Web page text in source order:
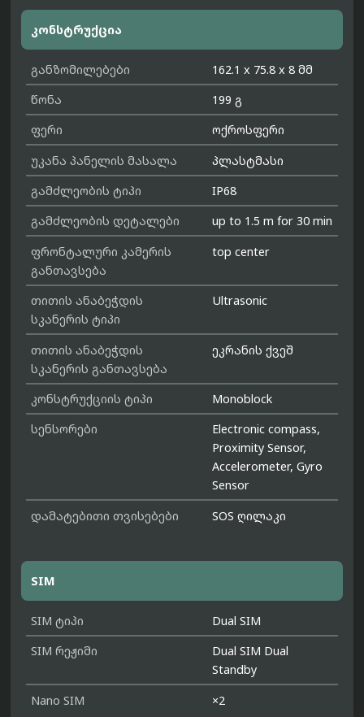
კონსტრუქცია
განზომილებები
162.1 x 75.8 x 8 მმ
წონა
199 გ
ფერი
ოქროსფერი
უკანა პანელის მასალა
პლასტმასი
გამძლეობის ტიპი
IP68
გამძლეობის დეტალები
up to 1.5 m for 30 min
ფრონტალური კამერის
განთავსება
top center
თითის ანაბეჭდის
სკანერის ტიპი
Ultrasonic
თითის ანაბეჭდის
სკანერის განთავსება
ეკრანის ქვეშ
კონსტრუქციის ტიპი
Monoblock
სენსორები
Electronic compass,
Proximity Sensor,
Accelerometer, Gyro
Sensor
დამატებითი თვისებები
SOS ღილაკი
SIM
SIM ტიპი
Dual SIM
SIM რეჟიმი
Dual SIM Dual
Standby
Nano SIM
×2